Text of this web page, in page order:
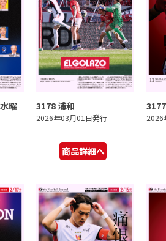
曜
3178 浦和
2026年03月01日発行
商品詳細へ
2026